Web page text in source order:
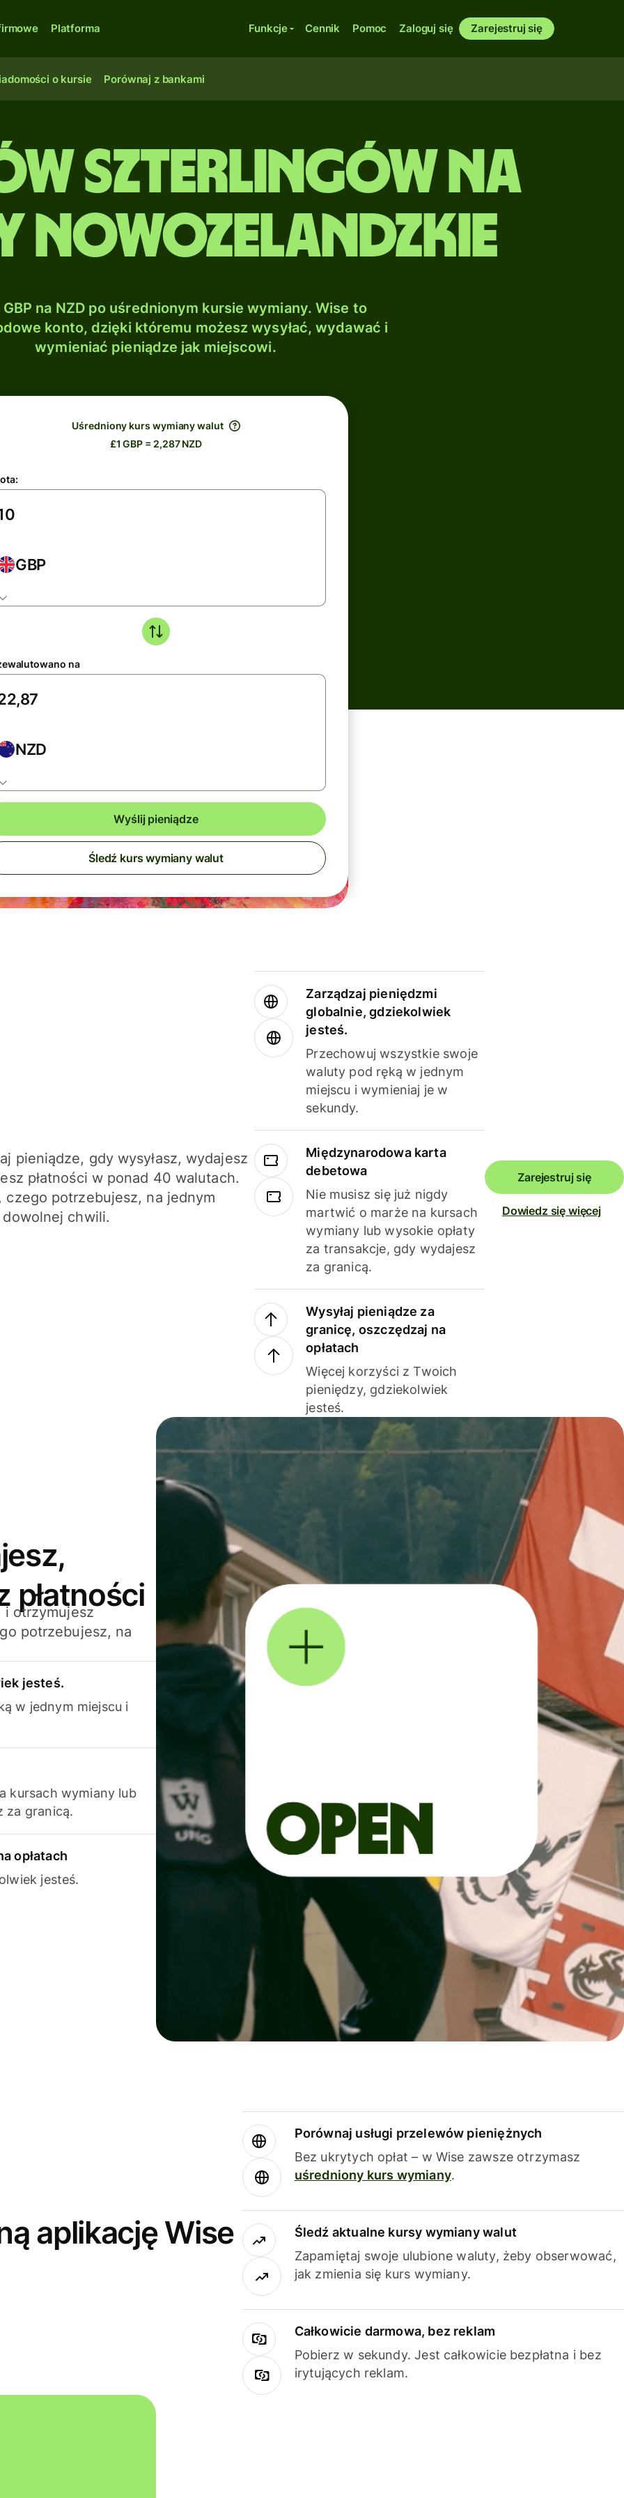
Platforma Funkcje Cennik Pomoc Zaloguj się Zarejestruj się
o kursie Porównaj z bankami
szterlingów na
nowozelandzkie
na NZD po uśrednionym kursie wymiany. Wise to
konto, dzięki któremu możesz wysyłać, wydawać i
wymieniać pieniądze jak miejscowi.
Uśredniony kurs wymiany walut
£1 GBP = 2,287 NZD
GBP
na
NZD
Wyślij pieniądze
Śledź kurs wymiany walut
pieniądze, gdy wysyłasz, wydajesz
płatności w ponad 40 walutach.
czego potrzebujesz, na jednym
chwili.
Zarządzaj pieniędzmi
globalnie, gdziekolwiek
jesteś.
Przechowuj wszystkie swoje
waluty pod ręką w jednym
miejscu i wymieniaj je w
sekundy.
Międzynarodowa karta
debetowa
Nie musisz się już nigdy
martwić o marże na kursach
wymiany lub wysokie opłaty
za transakcje, gdy wydajesz
za granicą.
Wysyłaj pieniądze za
granicę, oszczędzaj na
opłatach
Więcej korzyści z Twoich
pieniędzy, gdziekolwiek
jesteś.
Zarejestruj się
Dowiedz się więcej
płatności
i otrzymujesz
potrzebujesz, na
jesteś.
w jednym miejscu i
kursach wymiany lub
za granicą.
opłatach
jesteś.
aplikację Wise
Porównaj usługi przelewów pieniężnych
Bez ukrytych opłat – w Wise zawsze otrzymasz
uśredniony kurs wymiany.
Śledź aktualne kursy wymiany walut
Zapamiętaj swoje ulubione waluty, żeby obserwować,
jak zmienia się kurs wymiany.
Całkowicie darmowa, bez reklam
Pobierz w sekundy. Jest całkowicie bezpłatna i bez
irytujących reklam.